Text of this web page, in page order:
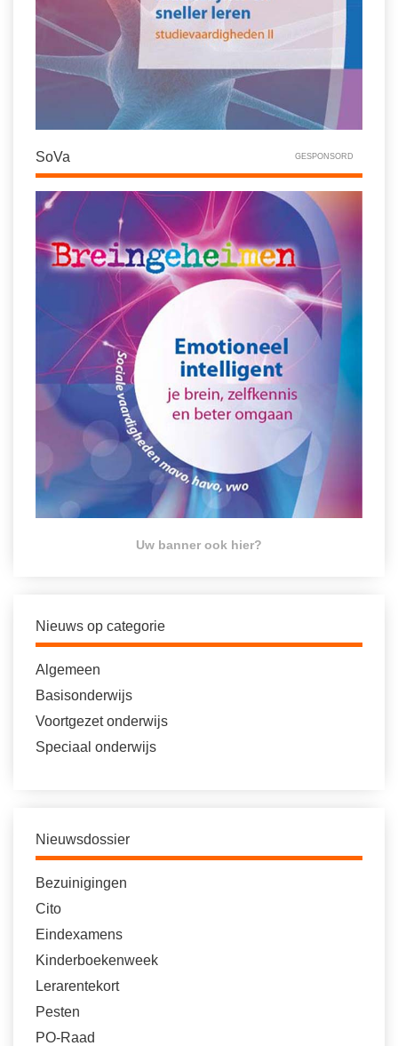
SoVa GESPONSORD
Uw banner ook hier?
Nieuws op categorie
Algemeen
Basisonderwijs
Voortgezet onderwijs
Speciaal onderwijs
Nieuwsdossier
Bezuinigingen
Cito
Eindexamens
Kinderboekenweek
Lerarentekort
Pesten
PO-Raad